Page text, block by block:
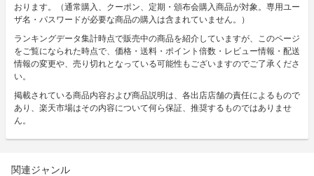
おります。（通常購入、クーポン、定期・頒布会購入商品が対象。専用ユー
ザ名・パスワードが必要な商品の購入は含まれていません。）
ランキングデータ集計時点で販売中の商品を紹介していますが、このページ
をご覧になられた時点で、価格・送料・ポイント倍数・レビュー情報・配送
情報の変更や、売り切れとなっている可能性もございますのでご了承くださ
い。
掲載されている商品内容および商品説明は、各出店店舗の責任によるもので
あり、楽天市場はその内容について何ら保証、推奨するものではありませ
ん。
関連ジャンル